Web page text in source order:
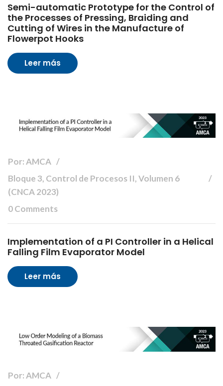
Semi-automatic Prototype for the Control of
the Processes of Pressing, Braiding and
Cutting of Wires in the Manufacture of
Flowerpot Hooks
Leer más
Por: AMCA
Bloque 3, Control de Procesos II, Volumen 6
(CNCA 2023)
0 Comments
Implementation of a PI Controller in a Helical
Falling Film Evaporator Model
Leer más
Por: AMCA